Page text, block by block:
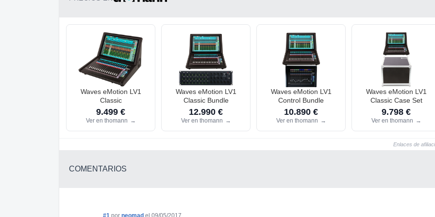
Waves eMotion LV1
Classic
9.499 €
Ver en thomann →
Waves eMotion LV1
Classic Bundle
12.990 €
Ver en thomann →
Waves eMotion LV1
Control Bundle
10.890 €
Ver en thomann →
Waves eMotion LV1
Classic Case Set
9.798 €
Ver en thomann →
Enlaces de
COMENTARIOS
#1 por neomad el 09/05/2017